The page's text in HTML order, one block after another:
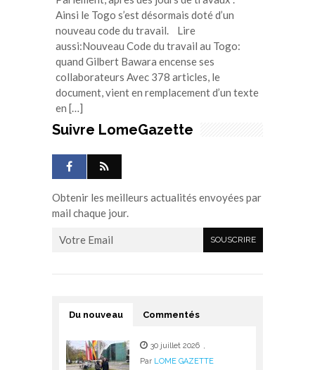
Ainsi le Togo s’est désormais doté d’un
nouveau code du travail. Lire
aussi:Nouveau Code du travail au Togo:
quand Gilbert Bawara encense ses
collaborateurs Avec 378 articles, le
document, vient en remplacement d’un texte
en […]
Suivre LomeGazette
Obtenir les meilleurs actualités envoyées par
mail chaque jour.
Du nouveau Commentés
30 juillet 2026 ,
Par LOME GAZETTE